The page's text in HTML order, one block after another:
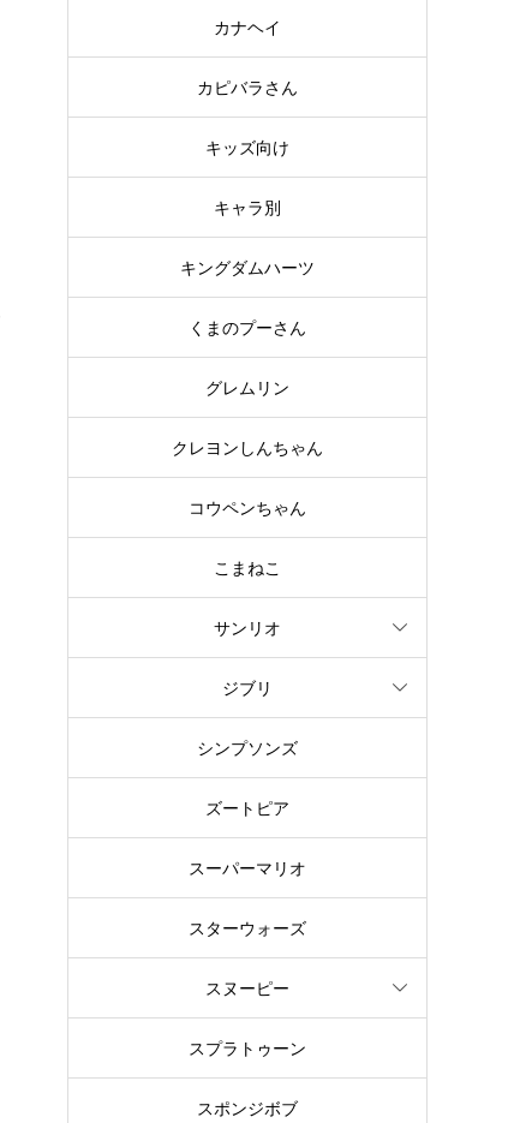
カナヘイ
カピバラさん
キッズ向け
キャラ別
キングダムハーツ
くまのプーさん
グレムリン
クレヨンしんちゃん
コウペンちゃん
こまねこ
サンリオ
ジブリ
シンプソンズ
ズートピア
スーパーマリオ
スターウォーズ
スヌーピー
スプラトゥーン
スポンジボブ